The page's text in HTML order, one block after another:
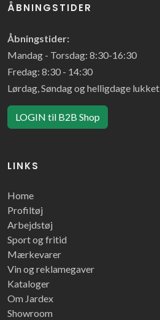
ÅBNINGSTIDER
Åbningstider:
Mandag - Torsdag: 8:30-16:30
Fredag: 8:30 - 14:30
Lørdag, Søndag og helligdage lukket
LOGIN til B2B Shop
LINKS
Home
Profiltøj
Arbejdstøj
Sport og fritid
Mærkevarer
Vin og reklamegaver
Kataloger
Om Jardex
Showroom